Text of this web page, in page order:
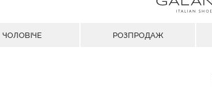
ЧОЛОВІЧЕ РОЗПРОДАЖ